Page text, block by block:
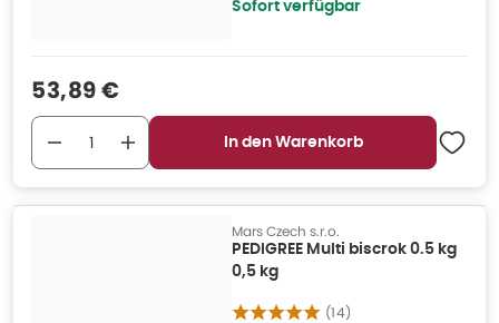
Sofort verfügbar
Verkaufspreis
53,89 €
In den Warenkorb
Mars Czech s.r.o.
PEDIGREE Multi biscrok 0.5 kg
0,5 kg
(14)